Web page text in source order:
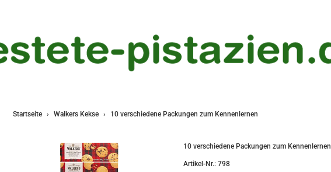
Startseite Walkers Kekse 10 verschiedene Packungen zum Kennenlernen
10 verschiedene Packungen zum Kennenlernen
Artikel-Nr.: 798